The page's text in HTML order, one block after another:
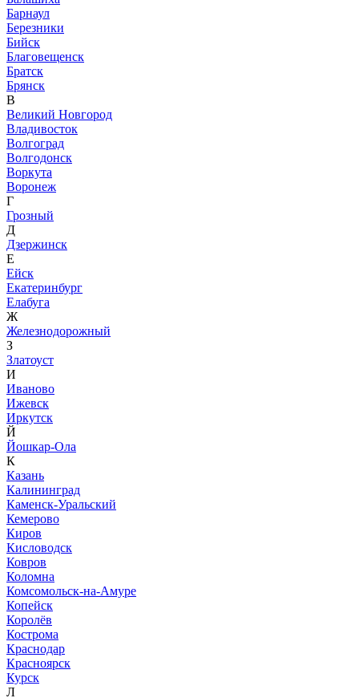
Барнаул
Березники
Бийск
Благовещенск
Братск
Брянск
В
Великий Новгород
Владивосток
Волгоград
Волгодонск
Воркута
Воронеж
Г
Грозный
Д
Дзержинск
Е
Ейск
Екатеринбург
Елабуга
Ж
Железнодорожный
З
Златоуст
И
Иваново
Ижевск
Иркутск
Й
Йошкар-Ола
К
Казань
Калининград
Каменск-Уральский
Кемерово
Киров
Кисловодск
Ковров
Коломна
Комсомольск-на-Амуре
Копейск
Королёв
Кострома
Краснодар
Красноярск
Курск
Л